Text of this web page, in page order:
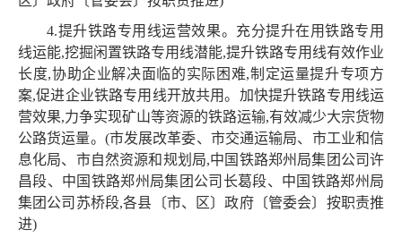
4.提升铁路专用线运营效果。充分提升在用铁路专用
线运能,挖掘闲置铁路专用线潜能,提升铁路专用线有效作业
长度,协助企业解决面临的实际困难,制定运量提升专项方
案,促进企业铁路专用线开放共用。加快提升铁路专用线运
营效果,力争实现矿山等资源的铁路运输,有效减少大宗货物
公路货运量。(市发展改革委、市交通运输局、市工业和信
息化局、市自然资源和规划局,中国铁路郑州局集团公司许
昌段、中国铁路郑州局集团公司长葛段、中国铁路郑州局
集团公司苏桥段,各县〔市、区〕政府〔管委会〕按职责推
进)